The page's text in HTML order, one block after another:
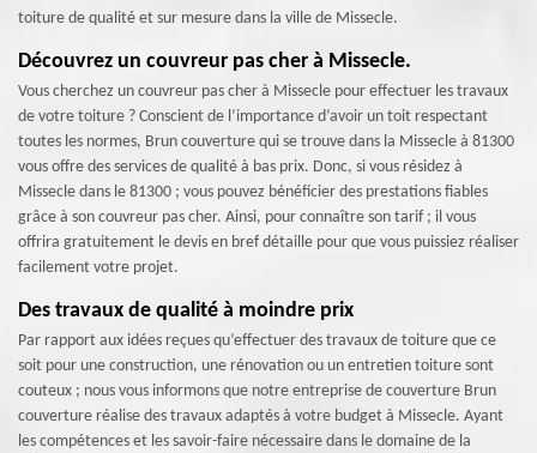
toiture de qualité et sur mesure dans la ville de Missecle.
Découvrez un couvreur pas cher à Missecle.
Vous cherchez un couvreur pas cher à Missecle pour effectuer les travaux
de votre toiture ? Conscient de l’importance d’avoir un toit respectant
toutes les normes, Brun couverture qui se trouve dans la Missecle à 81300
vous offre des services de qualité à bas prix. Donc, si vous résidez à
Missecle dans le 81300 ; vous pouvez bénéficier des prestations fiables
grâce à son couvreur pas cher. Ainsi, pour connaître son tarif ; il vous
offrira gratuitement le devis en bref détaille pour que vous puissiez réaliser
facilement votre projet.
Des travaux de qualité à moindre prix
Par rapport aux idées reçues qu’effectuer des travaux de toiture que ce
soit pour une construction, une rénovation ou un entretien toiture sont
couteux ; nous vous informons que notre entreprise de couverture Brun
couverture réalise des travaux adaptés à votre budget à Missecle. Ayant
les compétences et les savoir-faire nécessaire dans le domaine de la